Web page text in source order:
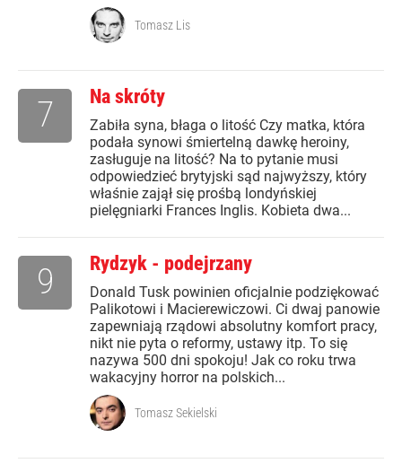
Tomasz Lis
Na skróty
Zabiła syna, błaga o litość Czy matka, która
podała synowi śmiertelną dawkę heroiny,
zasługuje na litość? Na to pytanie musi
odpowiedzieć brytyjski sąd najwyższy, który
właśnie zajął się prośbą londyńskiej
pielęgniarki Frances Inglis. Kobieta dwa...
7
Rydzyk - podejrzany
Donald Tusk powinien oficjalnie podziękować
Palikotowi i Macierewiczowi. Ci dwaj panowie
zapewniają rządowi absolutny komfort pracy,
nikt nie pyta o reformy, ustawy itp. To się
nazywa 500 dni spokoju! Jak co roku trwa
wakacyjny horror na polskich...
9
Tomasz Sekielski